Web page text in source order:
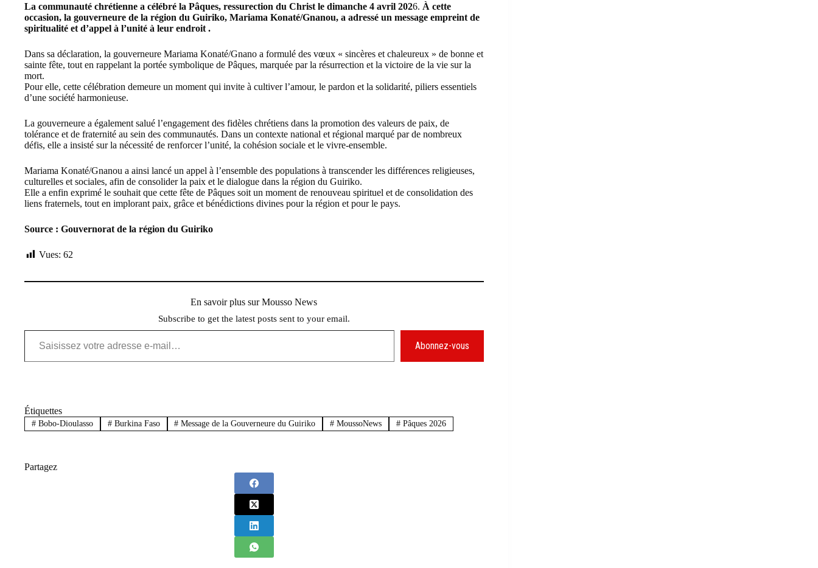
La communauté chrétienne a célébré la Pâques, ressurection du Christ le dimanche 4 avril 2026. À cette
occasion, la gouverneure de la région du Guiriko, Mariama Konaté/Gnanou, a adressé un message empreint de
spiritualité et d’appel à l’unité à leur endroit .
Dans sa déclaration, la gouverneure Mariama Konaté/Gnano a formulé des vœux « sincères et chaleureux » de bonne et
sainte fête, tout en rappelant la portée symbolique de Pâques, marquée par la résurrection et la victoire de la vie sur la
mort.
Pour elle, cette célébration demeure un moment qui invite à cultiver l’amour, le pardon et la solidarité, piliers essentiels
d’une société harmonieuse.
La gouverneure a également salué l’engagement des fidèles chrétiens dans la promotion des valeurs de paix, de
tolérance et de fraternité au sein des communautés. Dans un contexte national et régional marqué par de nombreux
défis, elle a insisté sur la nécessité de renforcer l’unité, la cohésion sociale et le vivre-ensemble.
Mariama Konaté/Gnanou a ainsi lancé un appel à l’ensemble des populations à transcender les différences religieuses,
culturelles et sociales, afin de consolider la paix et le dialogue dans la région du Guiriko.
Elle a enfin exprimé le souhait que cette fête de Pâques soit un moment de renouveau spirituel et de consolidation des
liens fraternels, tout en implorant paix, grâce et bénédictions divines pour la région et pour le pays.
Source : Gouvernorat de la région du Guiriko
Vues: 62
En savoir plus sur Mousso News
Subscribe to get the latest posts sent to your email.
Saisissez votre adresse e-mail…
Abonnez-vous
Étiquettes
#Bobo-Dioulasso #Burkina Faso # Message de la Gouverneure du Guiriko # MoussoNews # Pâques 2026
Partagez